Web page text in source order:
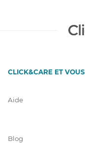
CLICK&CARE ET VOUS
Aide
Blog